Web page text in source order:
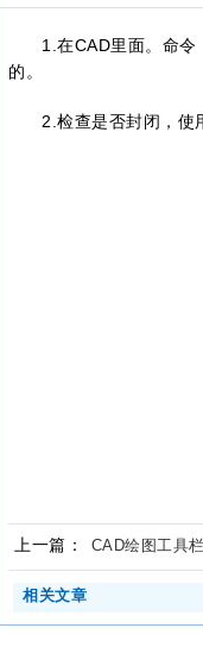
1.在CAD里面。命
的。
2.检查是否封闭，使
上一篇： CAD绘图工具
相关文章